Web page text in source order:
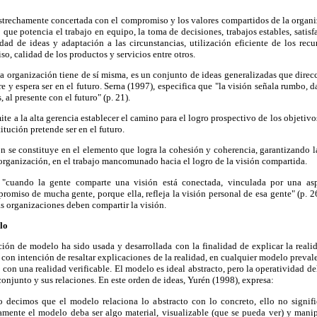
concertada con el compromiso y los valores compartidos de la
potencia el trabajo en equipo, la toma de decisiones, trabajos estables,
de ideas y adaptación a las circunstancias, utilización eficiente de los
calidad de los productos y servicios entre otros.
organización tiene de sí misma, es un conjunto de ideas generalizadas que
espera ser en el futuro. Serna (1997), especifica que "la visión señala rumbo,
al presente con el futuro" (p. 21).
a la alta gerencia establecer el camino para el logro prospectivo de los
pretende ser en el futuro.
se constituye en el elemento que logra la cohesión y coherencia, garantizando
en el trabajo mancomunado hacia el logro de la visión compartida.
la gente comparte una visión está conectada, vinculada por una
de mucha gente, porque ella, refleja la visión personal de esa gente" (p.
organizaciones deben compartir la visión.
de modelo ha sido usada y desarrollada con la finalidad de explicar la
intención de resaltar explicaciones de la realidad, en cualquier modelo
una realidad verificable. El modelo es ideal abstracto, pero la operatividad
y sus relaciones. En este orden de ideas, Yurén (1998), expresa:
decimos que el modelo relaciona lo abstracto con lo concreto, ello no
el modelo deba ser algo material, visualizable (que se pueda ver) y